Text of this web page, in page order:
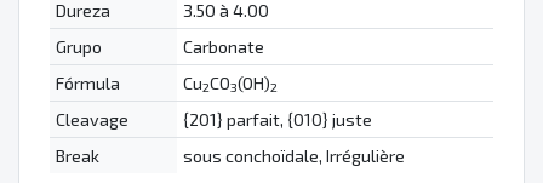
Dureza
3.50 à 4.00
Grupo
Carbonate
Fórmula
Cu2CO3(OH)2
Cleavage
{201} parfait, {010} juste
Break
sous conchoïdale, Irrégulière